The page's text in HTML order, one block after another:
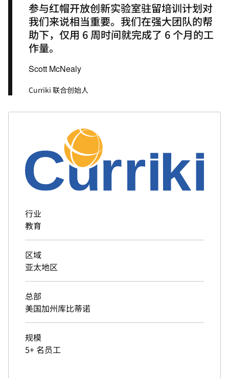
参与红帽开放创新实验室驻留培训计划对
我们来说相当重要。我们在强大团队的帮
助下，仅用 6 周时间就完成了 6 个月的工
作量。
Scott McNealy
Curriki 联合创始人
行业
教育
区域
亚太地区
总部
美国加州库比蒂诺
规模
5+ 名员工